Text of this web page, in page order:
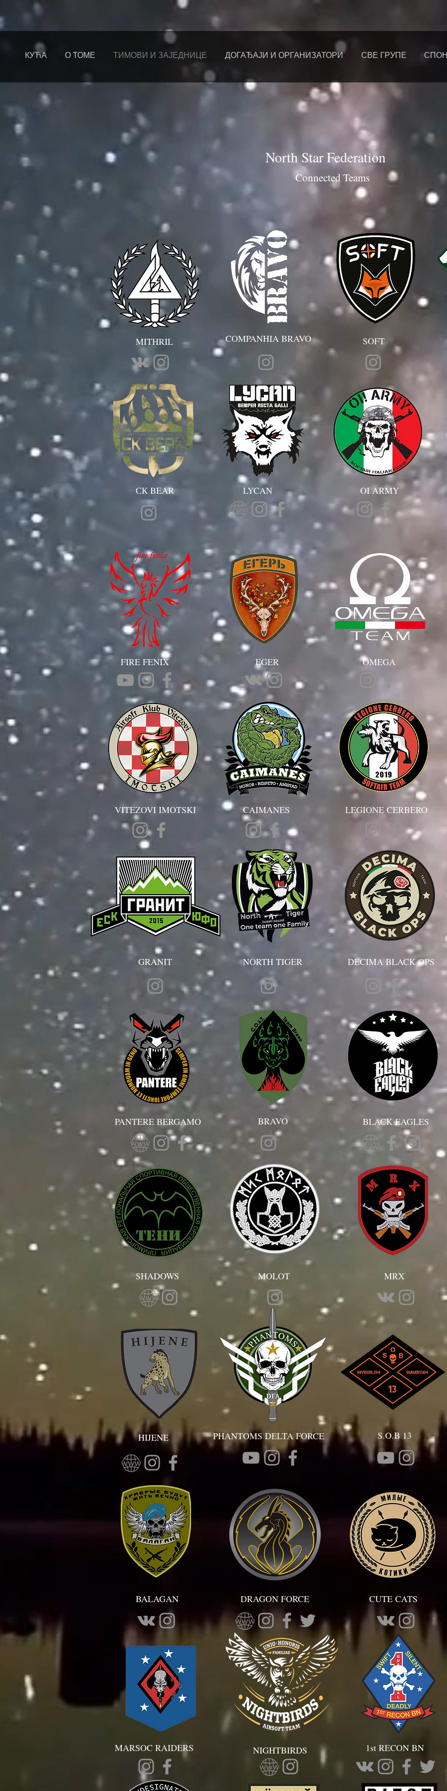
КУЋА О ТОМЕ ТИМОВИ И ЗАЈЕДНИЦЕ ДОГАЂАЈИ И ОРГАНИЗАТОРИ СВЕ ГРУПЕ
North Star Federation
Connected Teams
MITHRIL
СК BEAR
COMPANHIA BRAVO
LYCAN
SOFT
OI ARMY
FIRE FENIX EGER
VITEZOVI IMOTSKI CAIMANES
OMEGA
LEGIONE CERBERO
GRANIT NORTH TIGER DECIMA BLACK OPS
PANTERE BERGAMO BRAVO BLACK EAGLES
SHADOWS
HIJENE
MOLOT MRX
PHANTOMS DELTA FORCE S.O.B 13
BALAGAN
MARSOC RAIDERS
DRAGON FORCE
NIGHTBIRDS
CUTE CATS
1st RECON BN